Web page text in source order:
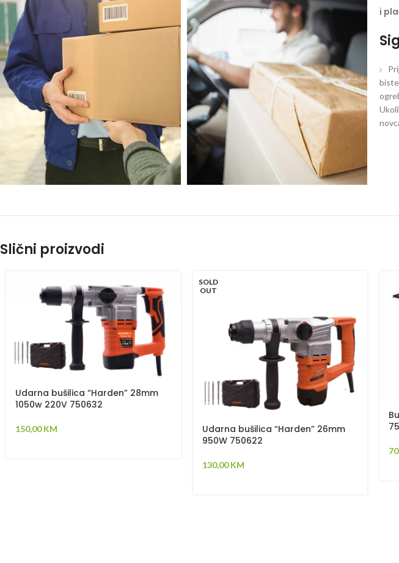
i
Slični proizvodi
Udarna bušilica “Harden” 28mm
1050w 220V 750632
150,00KM
SOLD
OUT
Udarna bušilica “Harden” 26mm
950W 750622
130,00KM